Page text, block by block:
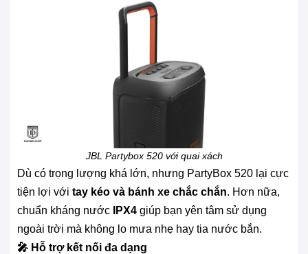
JBL Partybox 520 với quai xách
Dù có trọng lượng khá lớn, nhưng PartyBox 520 lại cực
tiện lợi với tay kéo và bánh xe chắc chắn. Hơn nữa,
chuẩn kháng nước
IPX4 giúp bạn yên tâm sử dụng
ngoài trời mà không lo mưa nhẹ hay tia nước bắn.
🎤 Hỗ trợ kết nối đa dạng